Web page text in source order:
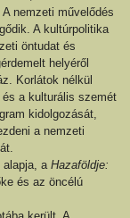
nemzeti művelődés
A kultúrpolitika
öntudat és
helyéről
Korlátok nélkül
a kulturális szemét
kidolgozását,
a nemzeti
alapja, aHazaföldje:
és az öncélú